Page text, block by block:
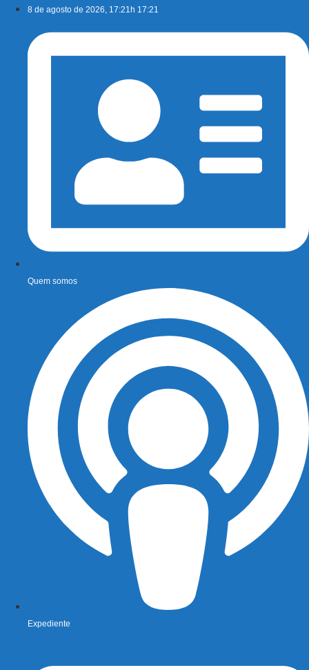
conteúdo
8 de agosto de 2026, 17:21h 17:21
Quem somos
Expediente